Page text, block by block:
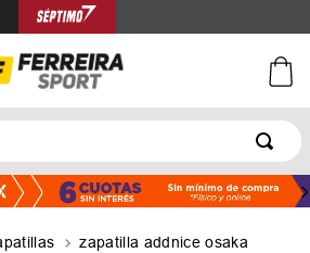
zapatilla addnice osaka